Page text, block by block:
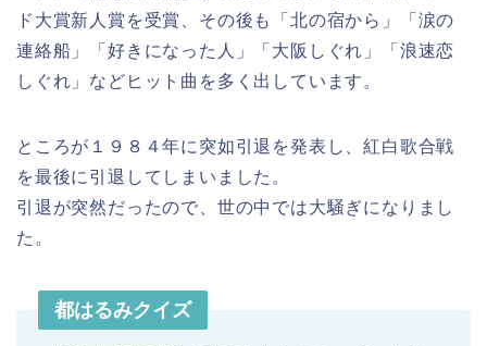
ド大賞新人賞を受賞、その後も「北の宿から」「涙の
連絡船」「好きになった人」「大阪しぐれ」「浪速恋
しぐれ」などヒット曲を多く出しています。
ところが１９８４年に突如引退を発表し、紅白歌合戦
を最後に引退してしまいました。
引退が突然だったので、世の中では大騒ぎになりまし
た。
都はるみクイズ